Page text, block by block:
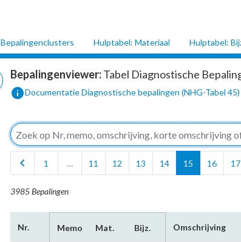
Bepalingenclusters Hulptabel: Materiaal Hulptabel:
Bepalingenviewer:Tabel Diagnostische
infoDocumentatie Diagnostische bepalingen (NHG-Tabel 45)
chevron_left
1 … 11 12 13 14 15 16 17
3985 Bepalingen
Nr. Memo arrow_drop_downMat. Bijz. Omschrijving